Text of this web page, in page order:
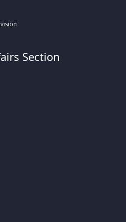
হলের সংস্কার কাজের উদ্বোধন
প্রতিযোগিতা ২০২৬ এ হাবিপ্রবি’র সাফল্য
Section